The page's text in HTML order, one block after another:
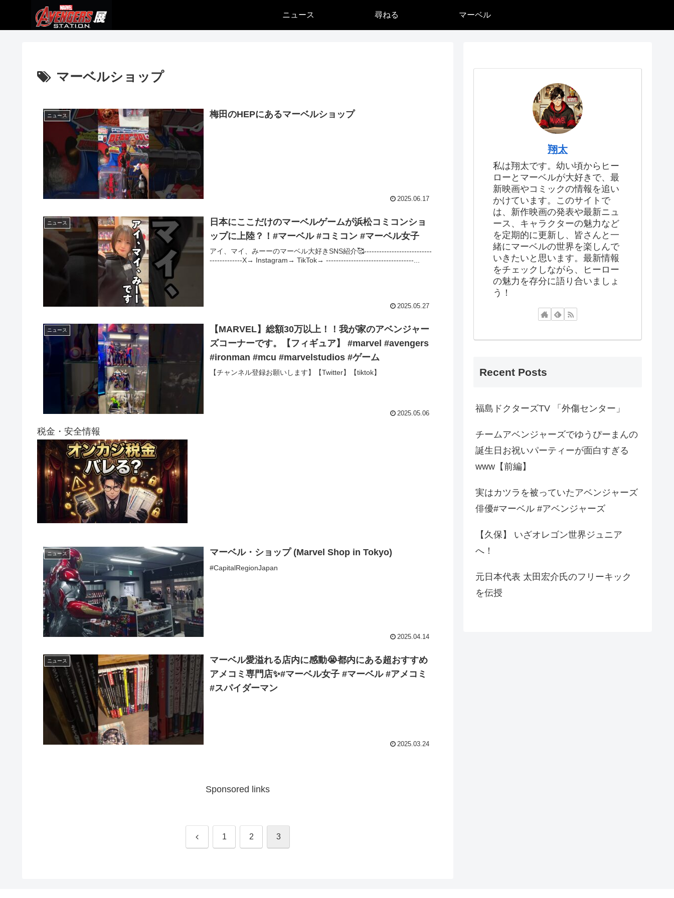
ニュース 尋ねる マーベル
マーベルショップ
ニュース 梅田のHEPにあるマーベルショップ
2025.06.17
ニュース
日本にここだけのマーベルゲームが浜松コミコンショ
ップに上陸？！#マーベル #コミコン #マーベル女子
アイ、マイ、みーーのマーベル大好きSNS紹介🥰---------------------------
-------------X→ Instagram→ TikTok→ -----------------------------------...
2025.05.27
ニュース
【MARVEL】総額30万以上！！我が家のアベンジャー
ズコーナーです。【フィギュア】 #marvel #avengers
#ironman #mcu #marvelstudios #ゲーム
【チャンネル登録お願いします】【Twitter】【tiktok】
2025.05.06
税金・安全情報
ニュース マーベル・ショップ (Marvel Shop in Tokyo)
#CapitalRegionJapan
2025.04.14
ニュース
マーベル愛溢れる店内に感動😭都内にある超おすすめ
アメコミ専門店✨#マーベル女子 #マーベル #アメコミ
#スパイダーマン
2025.03.24
Sponsored links
Previous1 2 3
翔太
私は翔太です。幼い頃からヒー
ローとマーベルが大好きで、最
新映画やコミックの情報を追い
かけています。このサイトで
は、新作映画の発表や最新ニュ
ース、キャラクターの魅力など
を定期的に更新し、皆さんと一
緒にマーベルの世界を楽しんで
いきたいと思います。最新情報
をチェックしながら、ヒーロー
の魅力を存分に語り合いましょ
う！
Recent Posts
福島ドクターズTV 「外傷センター」
チームアベンジャーズでゆうぴーまんの
誕生日お祝いパーティーが面白すぎる
www【前編】
実はカツラを被っていたアベンジャーズ
俳優#マーベル #アベンジャーズ
【久保】 いざオレゴン世界ジュニア
へ！
元日本代表 太田宏介氏のフリーキック
を伝授